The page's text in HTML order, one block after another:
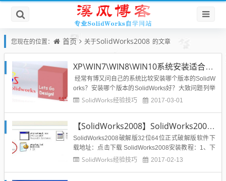
您现在的位置： 首页 关于SolidWorks2008 的文章
XP\WIN7\WIN8\WIN10系统安装适合哪个版本SolidWorks好？
经常有博又问自己的系统比较安装哪个版本的SolidW
orks？安装哪个版本的SolidWorks好？大致问题列举
如下：电脑系统是xp系统，适合安装SolidWorks哪个
版...
SolidWorks经验技巧 2017-03-01
【SolidWorks2008】SolidWorks2008安装教程与破解方法亲测可用
SolidWorks2008破解版32位64位正式破解版软件下
载地址：点击下载 SolidWorks2008安装教程：1、下
载软件包并解压，解压密码：vxiang1.com(网址就是
SolidWorks经验技巧 2017-02-13